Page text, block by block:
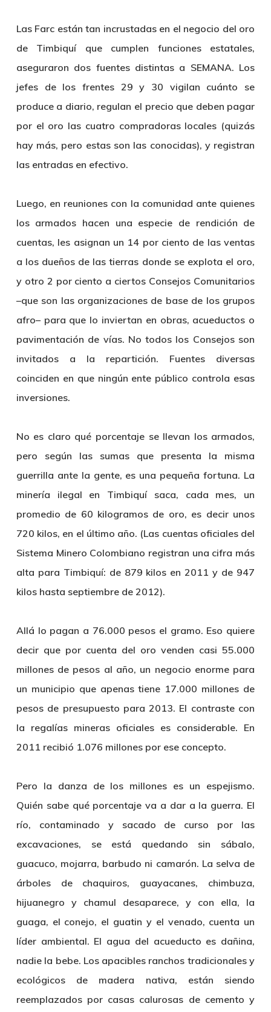
Las Farc están tan incrustadas en el negocio del oro
de Timbiquí que cumplen funciones estatales,
aseguraron dos fuentes distintas a SEMANA. Los
jefes de los frentes 29 y 30 vigilan cuánto se
produce a diario, regulan el precio que deben pagar
por el oro las cuatro compradoras locales (quizás
hay más, pero estas son las conocidas), y registran
las entradas en efectivo.
Luego, en reuniones con la comunidad ante quienes
los armados hacen una especie de rendición de
cuentas, les asignan un 14 por ciento de las ventas
a los dueños de las tierras donde se explota el oro,
y otro 2 por ciento a ciertos Consejos Comunitarios
–que son las organizaciones de base de los grupos
afro– para que lo inviertan en obras, acueductos o
pavimentación de vías. No todos los Consejos son
invitados a la repartición. Fuentes diversas
coinciden en que ningún ente público controla esas
inversiones.
No es claro qué porcentaje se llevan los armados,
pero según las sumas que presenta la misma
guerrilla ante la gente, es una pequeña fortuna. La
minería ilegal en Timbiquí saca, cada mes, un
promedio de 60 kilogramos de oro, es decir unos
720 kilos, en el último año. (Las cuentas oficiales del
Sistema Minero Colombiano registran una cifra más
alta para Timbiquí: de 879 kilos en 2011 y de 947
kilos hasta septiembre de 2012).
Allá lo pagan a 76.000 pesos el gramo. Eso quiere
decir que por cuenta del oro venden casi 55.000
millones de pesos al año, un negocio enorme para
un municipio que apenas tiene 17.000 millones de
pesos de presupuesto para 2013. El contraste con
la regalías mineras oficiales es considerable. En
2011 recibió 1.076 millones por ese concepto.
Pero la danza de los millones es un espejismo.
Quién sabe qué porcentaje va a dar a la guerra. El
río, contaminado y sacado de curso por las
excavaciones, se está quedando sin sábalo,
guacuco, mojarra, barbudo ni camarón. La selva de
árboles de chaquiros, guayacanes, chimbuza,
hijuanegro y chamul desaparece, y con ella, la
guaga, el conejo, el guatin y el venado, cuenta un
líder ambiental. El agua del acueducto es dañina,
nadie la bebe. Los apacibles ranchos tradicionales y
ecológicos de madera nativa, están siendo
reemplazados por casas calurosas de cemento y